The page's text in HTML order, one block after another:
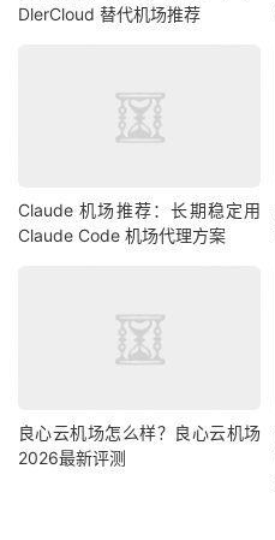
DlerCloud 替代机场推荐
Claude 机场推荐：长期稳定用
Claude Code 机场代理方案
良心云机场怎么样？良心云机场
2026最新评测